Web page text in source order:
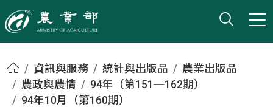
農業部
打開
小版
首頁資訊與服務 統計與出版品
農業出版品
農政與農情
94年（第151─162期）
94年10月（第160期）